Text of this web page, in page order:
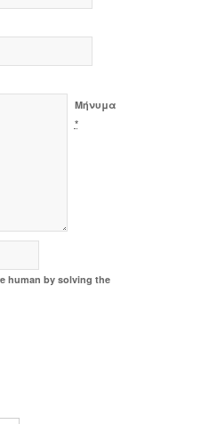
Μήνυμα
*
human by solving the